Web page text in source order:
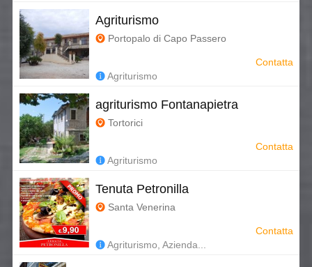
Agriturismo
Portopalo di Capo Passero
Agriturismo
Contatta
agriturismo Fontanapietra
Tortorici
Agriturismo
Contatta
Tenuta Petronilla
Santa Venerina
Agriturismo, Azienda...
Contatta